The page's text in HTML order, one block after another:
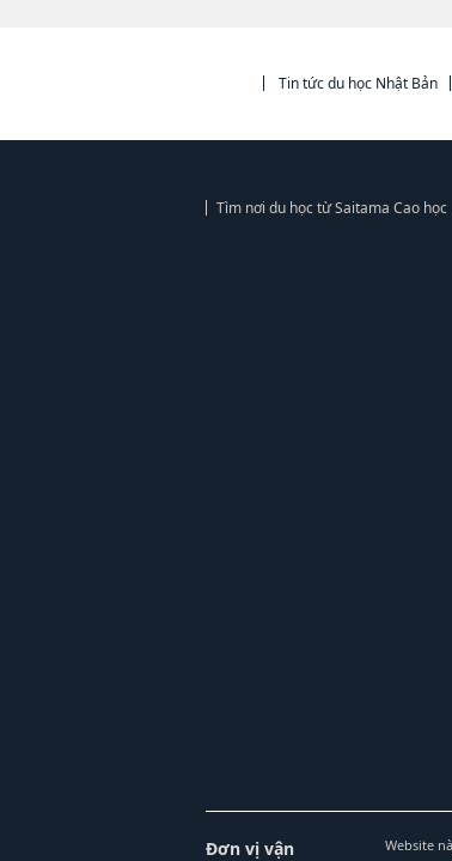
Tin tức du học Nhật Bản
Tìm nơi du học từ Saitama Cao học
Đơn vị vận Website